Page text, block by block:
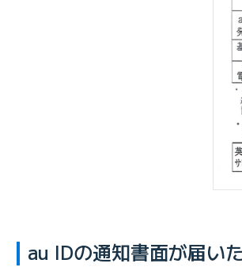
au IDの通知書面が届い